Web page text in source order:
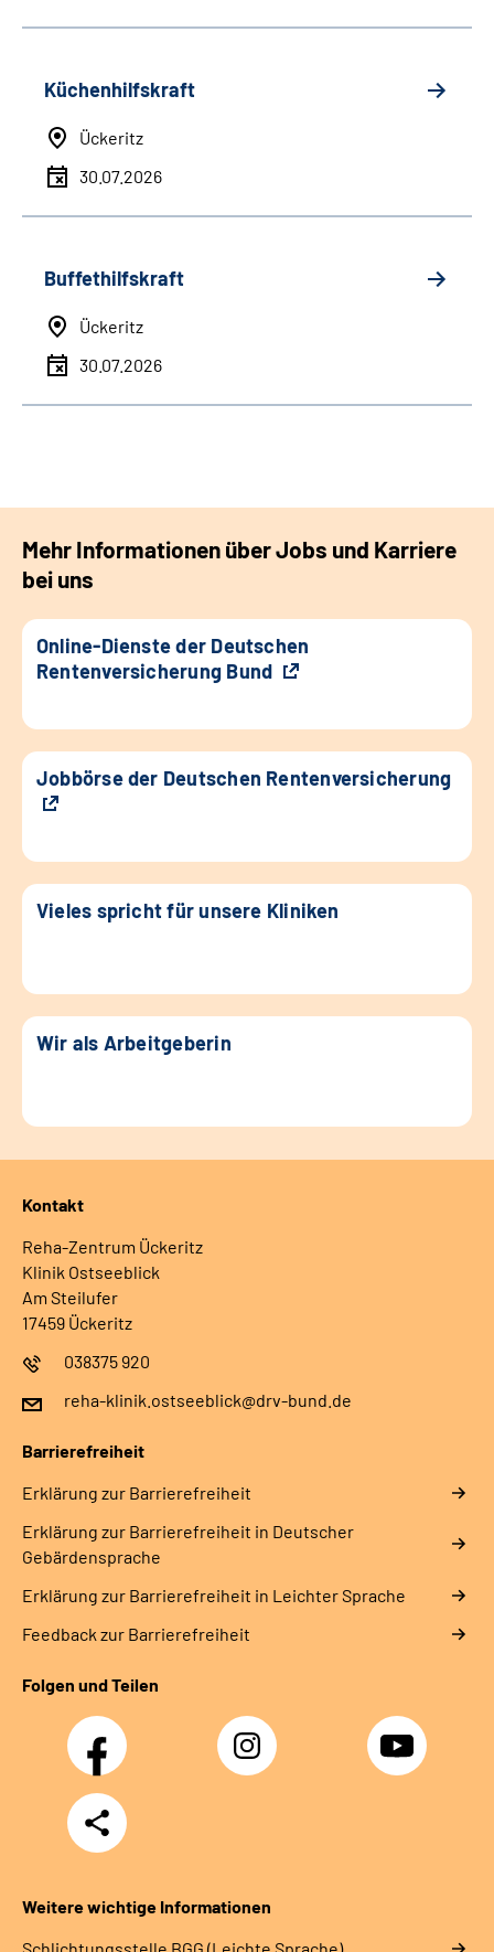
Küchenhilfskraft
Ückeritz
30.07.2026
Buffethilfskraft
Ückeritz
30.07.2026
Mehr Informationen über Jobs und Karriere
bei uns
Online-Dienste der Deutschen
Rentenversicherung Bund
Jobbörse der Deutschen Rentenversicherung
Vieles spricht für unsere Kliniken
Wir als Arbeitgeberin
Kontakt
Reha-Zentrum Ückeritz
Klinik Ostseeblick
Am Steilufer
17459 Ückeritz
038375 920
reha-klinik.ostseeblick@drv-bund.de
Barrierefreiheit
Erklärung zur Barrierefreiheit
Erklärung zur Barrierefreiheit in Deutscher
Gebärdensprache
Erklärung zur Barrierefreiheit in Leichter Sprache
Feedback zur Barrierefreiheit
Folgen und Teilen
Facebook Instagram YouTube
Teilen
Weitere wichtige Informationen